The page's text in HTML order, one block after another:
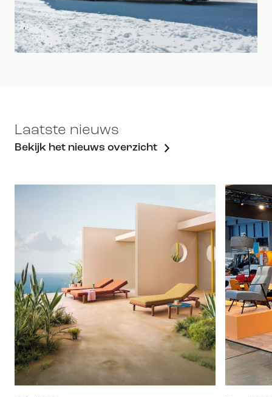
Laatste nieuws
Bekijk het nieuws overzicht